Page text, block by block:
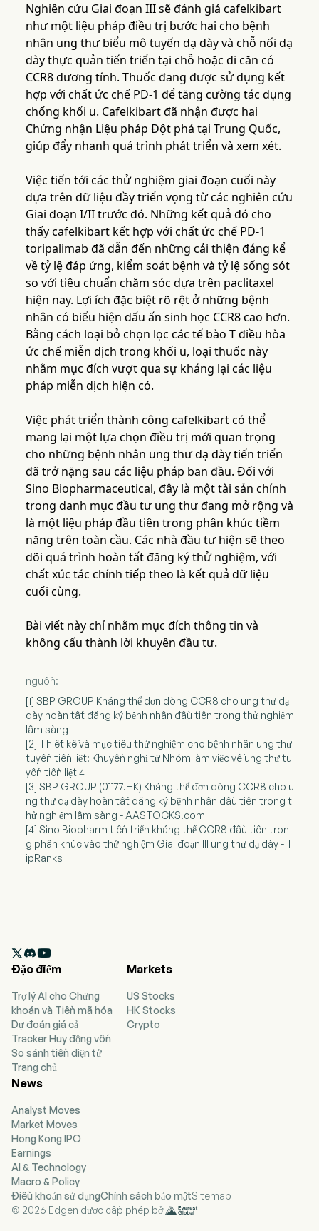
Nghiên cứu Giai đoạn III sẽ đánh giá cafelkibart
như một liệu pháp điều trị bước hai cho bệnh
nhân ung thư biểu mô tuyến dạ dày và chỗ nối dạ
dày thực quản tiến triển tại chỗ hoặc di căn có
CCR8 dương tính. Thuốc đang được sử dụng kết
hợp với chất ức chế PD-1 để tăng cường tác dụng
chống khối u. Cafelkibart đã nhận được hai
Chứng nhận Liệu pháp Đột phá tại Trung Quốc,
giúp đẩy nhanh quá trình phát triển và xem xét.
Việc tiến tới các thử nghiệm giai đoạn cuối này
dựa trên dữ liệu đầy triển vọng từ các nghiên cứu
Giai đoạn I/II trước đó. Những kết quả đó cho
thấy cafelkibart kết hợp với chất ức chế PD-1
toripalimab đã dẫn đến những cải thiện đáng kể
về tỷ lệ đáp ứng, kiểm soát bệnh và tỷ lệ sống sót
so với tiêu chuẩn chăm sóc dựa trên paclitaxel
hiện nay. Lợi ích đặc biệt rõ rệt ở những bệnh
nhân có biểu hiện dấu ấn sinh học CCR8 cao hơn.
Bằng cách loại bỏ chọn lọc các tế bào T điều hòa
ức chế miễn dịch trong khối u, loại thuốc này
nhằm mục đích vượt qua sự kháng lại các liệu
pháp miễn dịch hiện có.
Việc phát triển thành công cafelkibart có thể
mang lại một lựa chọn điều trị mới quan trọng
cho những bệnh nhân ung thư dạ dày tiến triển
đã trở nặng sau các liệu pháp ban đầu. Đối với
Sino Biopharmaceutical, đây là một tài sản chính
trong danh mục đầu tư ung thư đang mở rộng và
là một liệu pháp đầu tiên trong phân khúc tiềm
năng trên toàn cầu. Các nhà đầu tư hiện sẽ theo
dõi quá trình hoàn tất đăng ký thử nghiệm, với
chất xúc tác chính tiếp theo là kết quả dữ liệu
cuối cùng.
Bài viết này chỉ nhằm mục đích thông tin và
không cấu thành lời khuyên đầu tư.
nguồn:
[1] SBP GROUP Kháng thể đơn dòng CCR8 cho ung thư dạ
dày hoàn tất đăng ký bệnh nhân đầu tiên trong thử nghiệm
lâm sàng
[2] Thiết kế và mục tiêu thử nghiệm cho bệnh nhân ung thư
tuyến tiền liệt: Khuyến nghị từ Nhóm làm việc về ung thư tu
yến tiền liệt 4
[3] SBP GROUP (01177.HK) Kháng thể đơn dòng CCR8 cho u
ng thư dạ dày hoàn tất đăng ký bệnh nhân đầu tiên trong t
hử nghiệm lâm sàng - AASTOCKS.com
[4] Sino Biopharm tiến triển kháng thể CCR8 đầu tiên tron
g phân khúc vào thử nghiệm Giai đoạn III ung thư dạ dày - T
ipRanks

Đặc điểm
Trợ lý AI cho Chứng
khoán và Tiền mã hóa
Dự đoán giá cả
Tracker Huy động vốn
So sánh tiền điện tử
Trang chủ
Markets
US Stocks
HK Stocks
Crypto
News
Analyst Moves
Market Moves
Hong Kong IPO
Earnings
AI & Technology
Macro & Policy
Điều khoản sử dụngChính sách bảo mậtSitemap
© 2026 Edgen được cấp phép bởi